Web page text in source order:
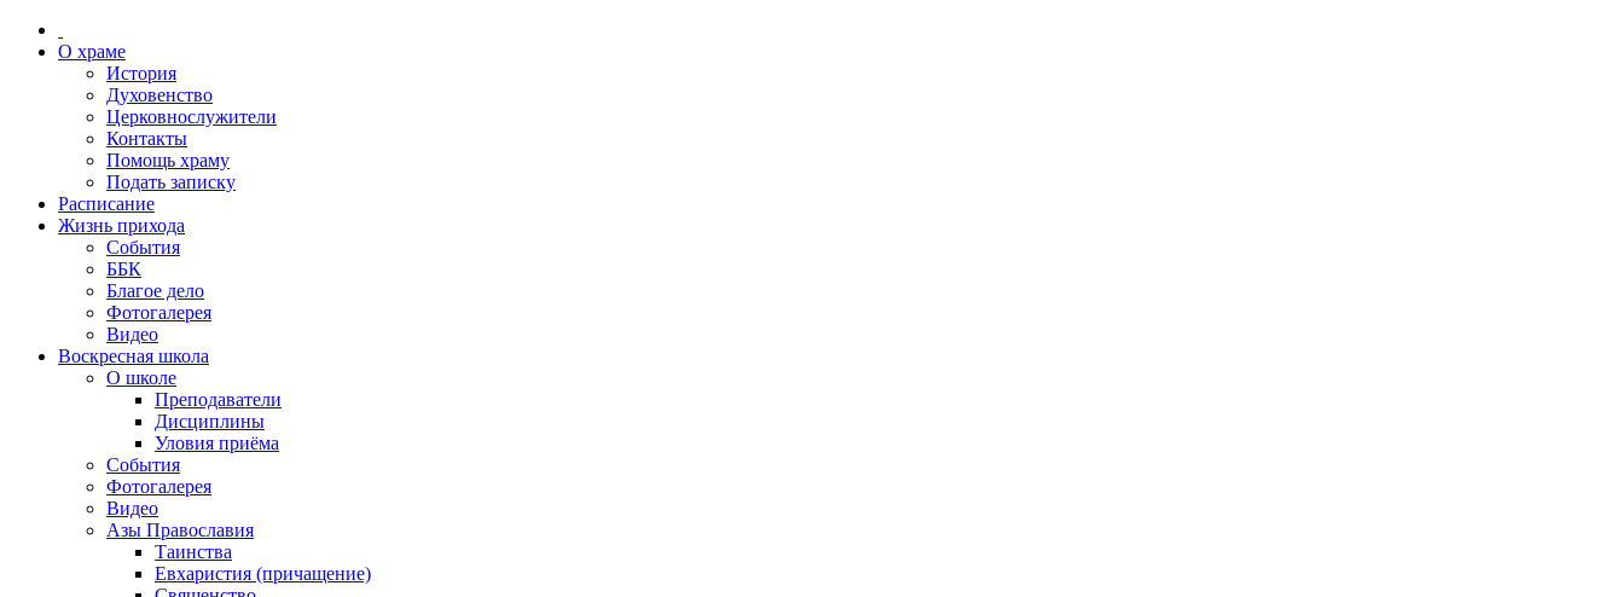
О храме
История
Духовенство
Церковнослужители
Контакты
Помощь храму
Подать записку
Расписание
Жизнь прихода
События
ББК
Благое дело
Фотогалерея
Видео
Воскресная школа
О школе
Преподаватели
Дисциплины
Уловия приёма
События
Фотогалерея
Видео
Азы Православия
Таинства
Евхаристия (причащение)